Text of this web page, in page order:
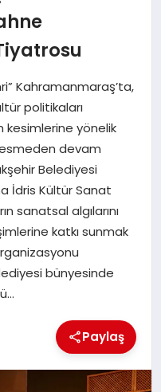
Kahramanmaraş’ta,
politikaları
yönelik
devam
Belediyesi
İdris Kültür Sanat
sanatsal algılarını
katkı sunmak
bünyesinde
Paylaş